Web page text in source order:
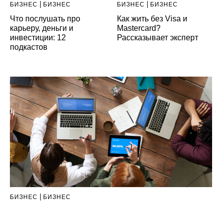
БИЗНЕС БИЗНЕС
Что послушать про
карьеру, деньги и
инвестиции: 12
подкастов
БИЗНЕС БИЗНЕС
Как жить без Visa и
Mastercard?
Рассказывает эксперт
БИЗНЕС БИЗНЕС